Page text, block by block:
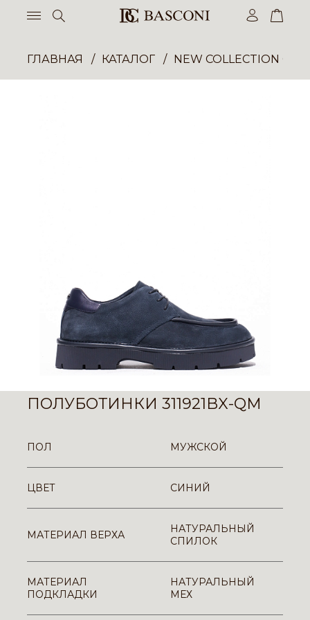
ГЛАВНАЯ КАТАЛОГ NEW COLLECTION
ПОЛУБОТИНКИ 311921BX-QM
ПОЛ МУЖСКОЙ
ЦВЕТ СИНИЙ
МАТЕРИАЛ ВЕРХА
НАТУРАЛЬНЫЙ
СПИЛОК
МАТЕРИАЛ
ПОДКЛАДКИ
НАТУРАЛЬНЫЙ
МЕХ